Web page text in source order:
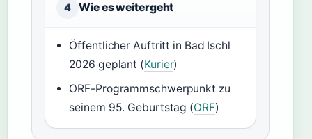
4 Wie es weitergeht
Öffentlicher Auftritt in Bad Ischl
2026 geplant (Kurier)
ORF-Programmschwerpunkt zu
seinem 95. Geburtstag (ORF)